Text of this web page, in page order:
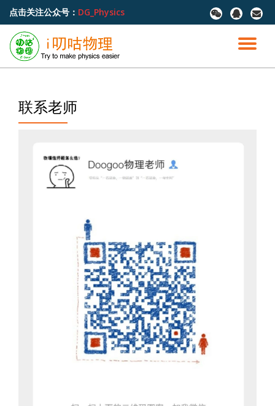
容
点击关注公众号： DG_Physics
fa-
wechat
fa-
qq
fa-
切
联系老师